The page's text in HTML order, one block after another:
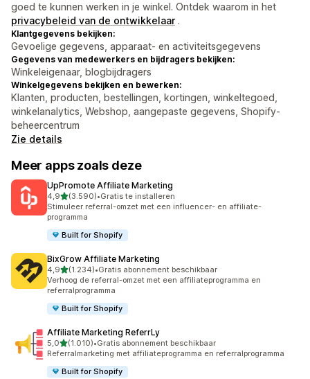
goed te kunnen werken in je winkel. Ontdek waarom in het
privacybeleid van de ontwikkelaar .
Klantgegevens bekijken:
Gevoelige gegevens, apparaat- en activiteitsgegevens
Gegevens van medewerkers en bijdragers bekijken:
Winkeleigenaar, blogbijdragers
Winkelgegevens bekijken en bewerken:
Klanten, producten, bestellingen, kortingen, winkeltegoed,
winkelanalytics, Webshop, aangepaste gegevens, Shopify-
beheercentrum
Zie details
Meer apps zoals deze
UpPromote Affiliate Marketing
4,9van 5 sterren
(3.590)
3590 recensies in totaal
•Gratis te installeren
Stimuleer referral-omzet met een influencer- en affiliate-
programma
Built for Shopify
BixGrow Affiliate Marketing
4,9van 5 sterren
(1.234)
1234 recensies in totaal
•Gratis abonnement beschikbaar
Verhoog de referral-omzet met een affiliateprogramma en
referralprogramma
Built for Shopify
Affiliate Marketing ReferrLy
5,0van 5 sterren
(1.010)
1010 recensies in totaal
•Gratis abonnement beschikbaar
Referralmarketing met affiliateprogramma en referralprogramma
Built for Shopify